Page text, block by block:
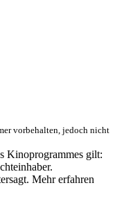
vorbehalten, jedoch nicht
Kinoprogrammes gilt:
Mehr erfahren